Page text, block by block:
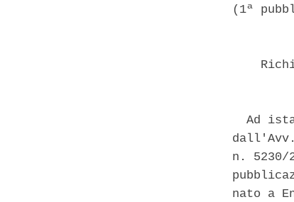
(1ª
Ad
n.
nato a